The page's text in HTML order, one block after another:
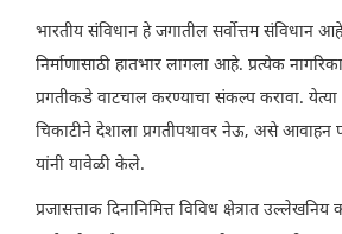
भारतीय संविधान हे जगातील सर्वोत्तम संविधान
निर्माणासाठी हातभार लागला आहे. प्रत्येक
प्रगतीकडे वाटचाल करण्याचा संकल्प करावा.
चिकाटीने देशाला प्रगतीपथावर नेऊ, असे आवाहन
यांनी यावेळी केले.
प्रजासत्ताक दिनानिमित्त विविध क्षेत्रात